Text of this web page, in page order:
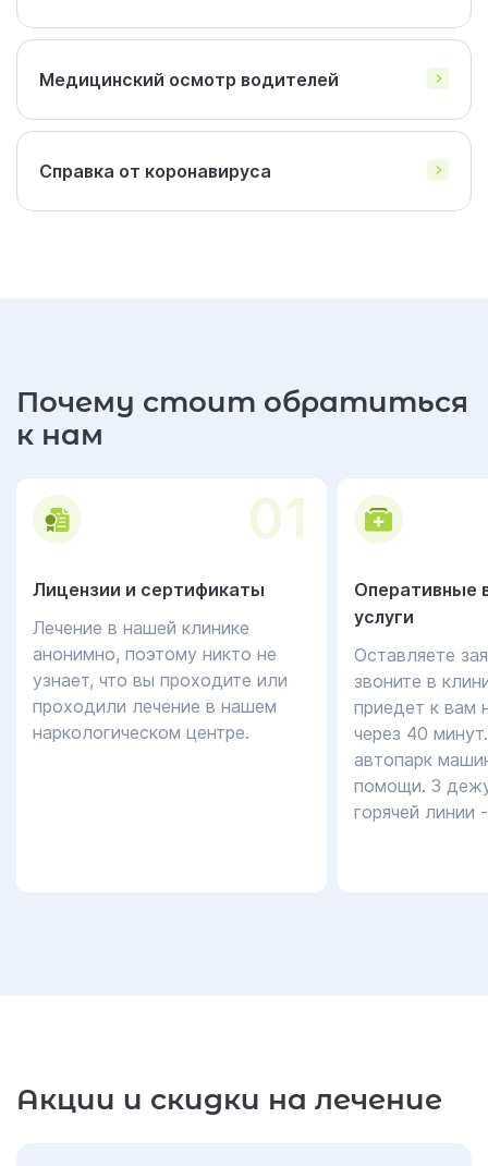
Медицинский осмотр водителей
Справка от коронавируса
Почему стоит обратиться
к нам
01
Лицензии и сертификаты
Лечение в нашей клинике
анонимно, поэтому никто не
узнает, что вы проходите или
проходили лечение в нашем
наркологическом центре.
Оперативные
услуги
Оставляете
звоните в
приедет к вам
через 40
автопарк
помощи. 3
горячей линии
Акции и скидки на лечение